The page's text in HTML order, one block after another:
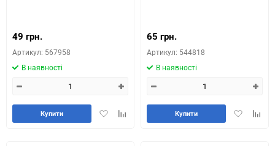
49 грн.
Артикул: 567958
В наявності
ДодатиДодайте
Купити
65 грн.
Артикул: 544818
В наявності
Додати
Купити